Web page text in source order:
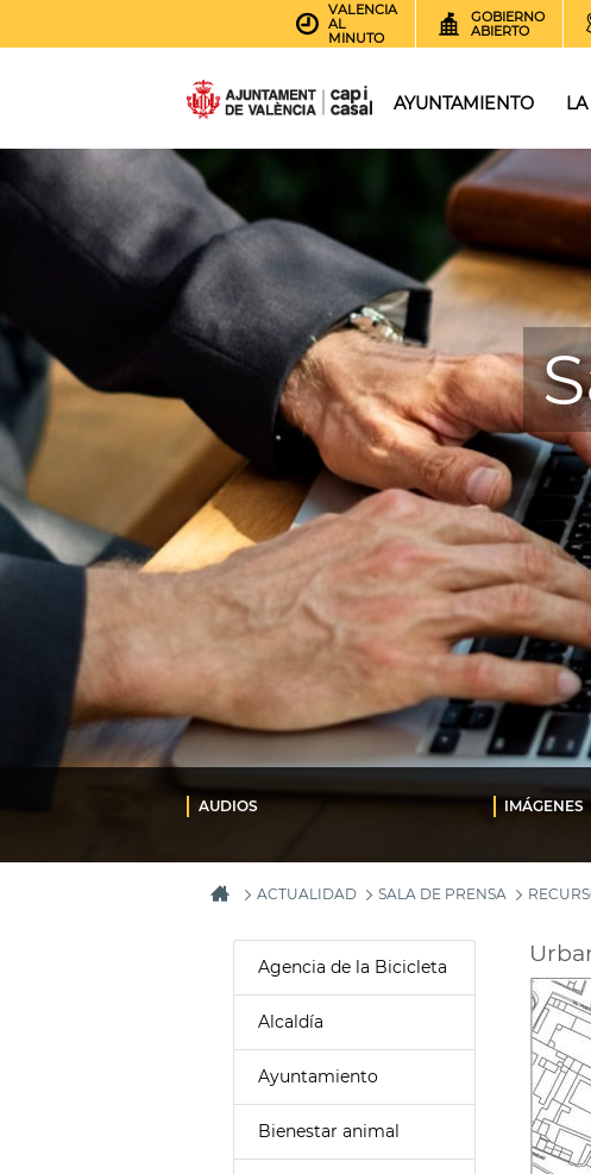
VALENCIA
AL
MINUTO
GOBIERNO
ABIERTO
AYUNTAMIENTO
AUDIOS IMÁGENES
ACTUALIDAD SALA DE PRENSA
Agencia de la Bicicleta
Alcaldía
Ayuntamiento
Bienestar animal